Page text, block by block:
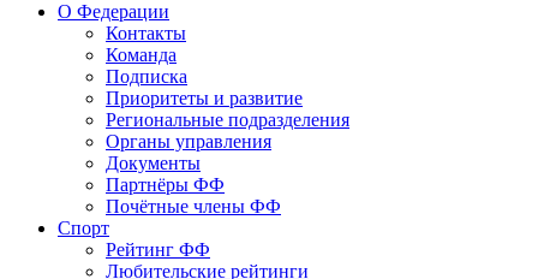
О Федерации
Контакты
Команда
Подписка
Приоритеты и развитие
Региональные подразделения
Органы управления
Документы
Партнёры ФФ
Почётные члены ФФ
Спорт
Рейтинг ФФ
Любительские рейтинги